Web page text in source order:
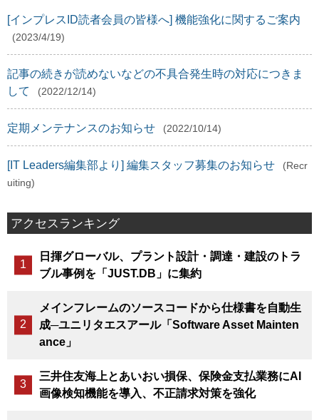
[インプレスID読者会員の皆様へ] 機能強化に関するご案内
(2023/4/19)
記事の続きが読めないなどの不具合発生時の対応につきま
して
(2022/12/14)
定期メンテナンスのお知らせ (2022/10/14)
[IT Leaders編集部より] 編集スタッフ募集のお知らせ
(Recr
uiting)
アクセスランキング
日揮グローバル、プラント設計・調達・建設のトラ
ブル事例を「JUST.DB」に集約
メインフレームのソースコードから仕様書を自動生
成─ユニリタエスアール「Software Asset Mainten
ance」
三井住友海上とあいおい損保、保険金支払業務にAI
画像検知機能を導入、不正請求対策を強化